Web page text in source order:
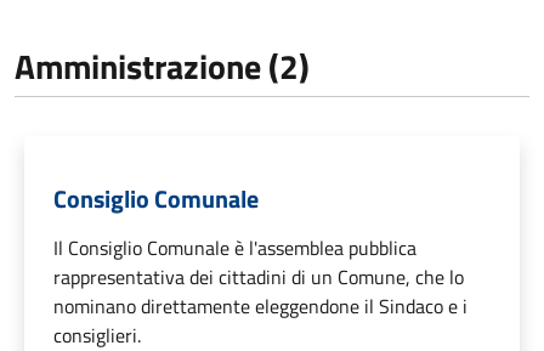
Amministrazione (2)
Consiglio Comunale
Il Consiglio Comunale è l'assemblea pubblica
rappresentativa dei cittadini di un Comune, che lo
nominano direttamente eleggendone il Sindaco e i
consiglieri.